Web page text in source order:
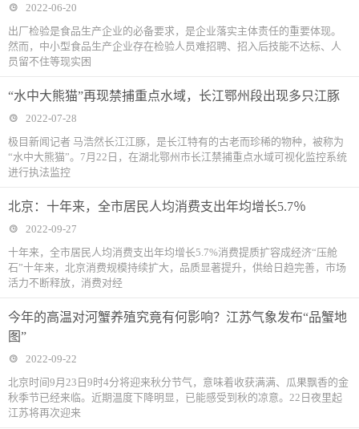
2022-06-20
出厂检验是食品生产企业的必备要求，是企业落实主体责任的重要体现。
然而，中小型食品生产企业存在检验人员难招聘、招入后技能不达标、人
员留不住等现实困
“水中大熊猫”再现禁捕重点水域，长江鄂州段出现多只江豚
2022-07-28
极目新闻记者 马浩然长江江豚，是长江特有的古老而珍稀的物种，被称为
“水中大熊猫”。7月22日，在湖北鄂州市长江禁捕重点水域可视化监控系统
进行执法监控
北京：十年来，全市居民人均消费支出年均增长5.7％
2022-09-27
十年来，全市居民人均消费支出年均增长5.7%消费提质扩容成经济“压舱
石”十年来，北京消费规模持续扩大，品质显著提升，供给日趋完善，市场
活力不断释放，消费对经
今年的高温对河蟹养殖究竟有何影响？江苏气象发布“品蟹地
图”
2022-09-22
北京时间9月23日9时4分将迎来秋分节气，意味着收获满满、瓜果飘香的金
秋季节已经来临。近期温度下降明显，已能感受到秋的凉意。22日夜里起
江苏将再次迎来